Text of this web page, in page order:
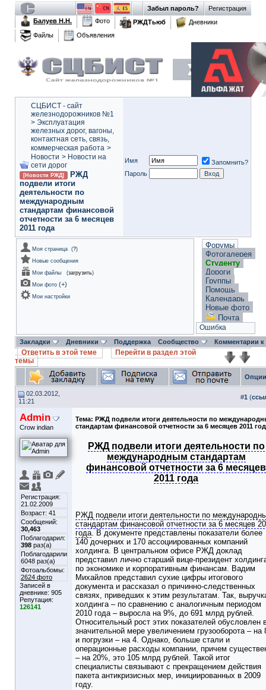
Регистрация
Забыл пароль?
Балуев Н.Н.
Фото РЖДТьюб
Дневники
Файлы
Объявления
СЦБИСТ - сайт
железнодорожников №1
> Эксплуатация
железных дорог, вагоны,
контактная сеть, связь,
коммерческая работа >
Новости > Новости на
сети дорог
[Новости РЖД]
РЖД
подвели итоги
деятельности по
международным
стандартам финансовой
отчетности за 6 месяцев
2011 года
Имя
Запомнить?
Пароль
Моя страница (?)
Новые сообщения
Мои файлы
(загрузить)
Мои фото (+)
Мои настройки
Форумы
Фотогалерея
Студенту
Дороги
Группы
Помощь
Календарь
Новые фото
Почта
Ошибка
Закладки Дневники Поддержка Сообщество Комментарии
Ответить в этой теме
Перейти в раздел этой
темы
02.03.2012,
11:21
#1 (
Admin
Crow indian
Регистрация:
21.02.2009
Возраст: 41
Сообщений:
30,463
Поблагодарил:
398 раз(а)
Поблагодарили
6048 раз(а)
Фотоальбомы:
2624 фото
Записей в
дневнике: 905
Репутация:
126141
Тема: РЖД подвели итоги деятельности по
стандартам финансовой отчетности за 6 месяцев 2011
РЖД подвели итоги деятельности по
международным стандартам
финансовой отчетности за 6 месяцев
2011 года
РЖД подвели итоги деятельности по
стандартам финансовой отчетности за 6 месяцев
года. В документе представлены показатели более
140 дочерних и 170 ассоциированных компаний
холдинга. В центральном офисе РЖД доклад
представил лично старший вице-президент
по экономике и корпоративным финансам. Вадим
Михайлов представил сухие цифры итогового
документа и рассказал о причинно-следственных
связях, приведших к этим результатам. Так,
холдинга – по сравнению с аналогичным периодом
2010 года – выросла на 9%, до 691 млрд рублей.
Относительный рост этих показателей обусловлен
значительной мере увеличением грузооборота – на
и погрузки – на 4. Однако, больше стали и
операционные расходы компании, причем
– на 20%, это 105 млрд рублей. Такой итог
специалисты связывают с прекращением действия
пакета антикризисных мер, инициированных в 2009
году.